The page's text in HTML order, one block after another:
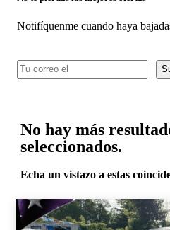
Notifíquenme cuando haya
No hay más
seleccionados.
Echa un vistazo a estas